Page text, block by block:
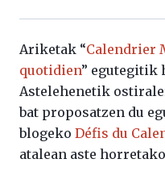
Ariketak “Calendrier
quotidien” egutegitik
Astelehenetik
bat proposatzen du
blogeko Défis du
atalean aste